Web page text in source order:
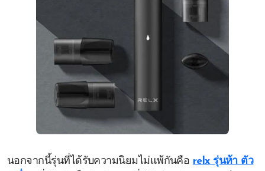
นอกจากนี้รุ่นที่ได้รับความนิยมไม่แพ้กันคือ relx รุ่นห้า ตัว